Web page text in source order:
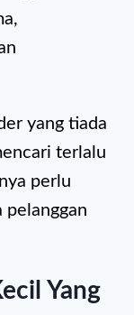
yang tiada
terlalu
perlu
pelanggan
Yang